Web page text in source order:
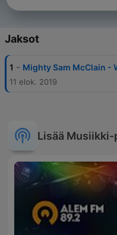
Jaksot
1 - Mighty Sam McClain -
11 elok. 2019
Lisää